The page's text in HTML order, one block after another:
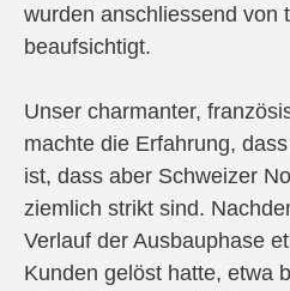
wurden anschliessend von
beaufsichtigt.
Unser charmanter,
machte die Erfahrung,
ist, dass aber Schweizer
ziemlich strikt sind.
Verlauf der Ausbauphase
Kunden gelöst hatte, etwa